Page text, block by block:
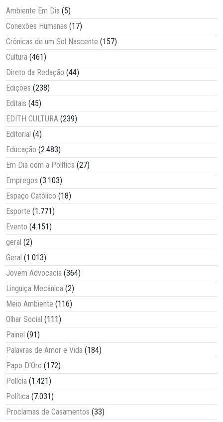
Ambiente Em Dia (5)
Conexões Humanas (17)
Crônicas de um Sol Nascente (157)
Cultura (461)
Direto da Redação (44)
Edições (238)
Editais (45)
EDITH CULTURA (239)
Editorial (4)
Educação (2.483)
Em Dia com a Política (27)
Empregos (3.103)
Espaço Católico (18)
Esporte (1.771)
Evento (4.151)
geral (2)
Geral (1.013)
Jovem Advocacia (364)
Linguiça Mecânica (2)
Meio Ambiente (116)
Olhar Social (111)
Painel (91)
Palavras de Amor e Vida (184)
Papo D'Oro (172)
Polícia (1.421)
Política (7.031)
Proclamas de Casamentos (33)